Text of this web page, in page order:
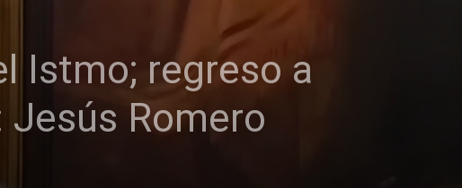
Istmo; regreso a
Romero